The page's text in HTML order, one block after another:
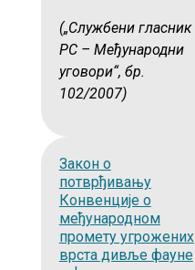
(„Службени гласник
РС – Међународни
уговори“, бр.
102/2007)
Закон о
потврђивању
Конвенције о
међународном
промету угрожених
врста дивље фауне